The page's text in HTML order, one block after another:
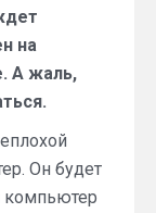
на
А жаль,
Он будет
компьютер